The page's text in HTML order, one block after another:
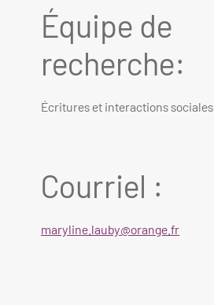
Équipe de
recherche:
Écritures et interactions sociales
Courriel :
maryline.lauby@orange.fr